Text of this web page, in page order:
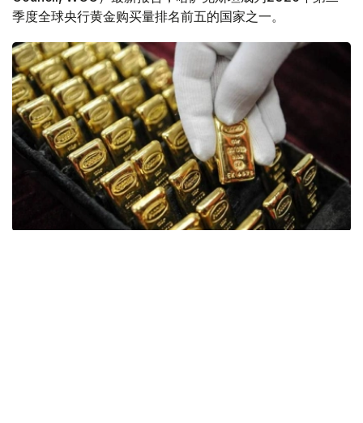
季度全球央行黄金购买量排名前五的国家之一。